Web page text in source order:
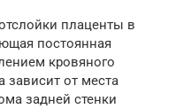
плаценты в
постоянная
кровяного
зависит от места
задней стенки